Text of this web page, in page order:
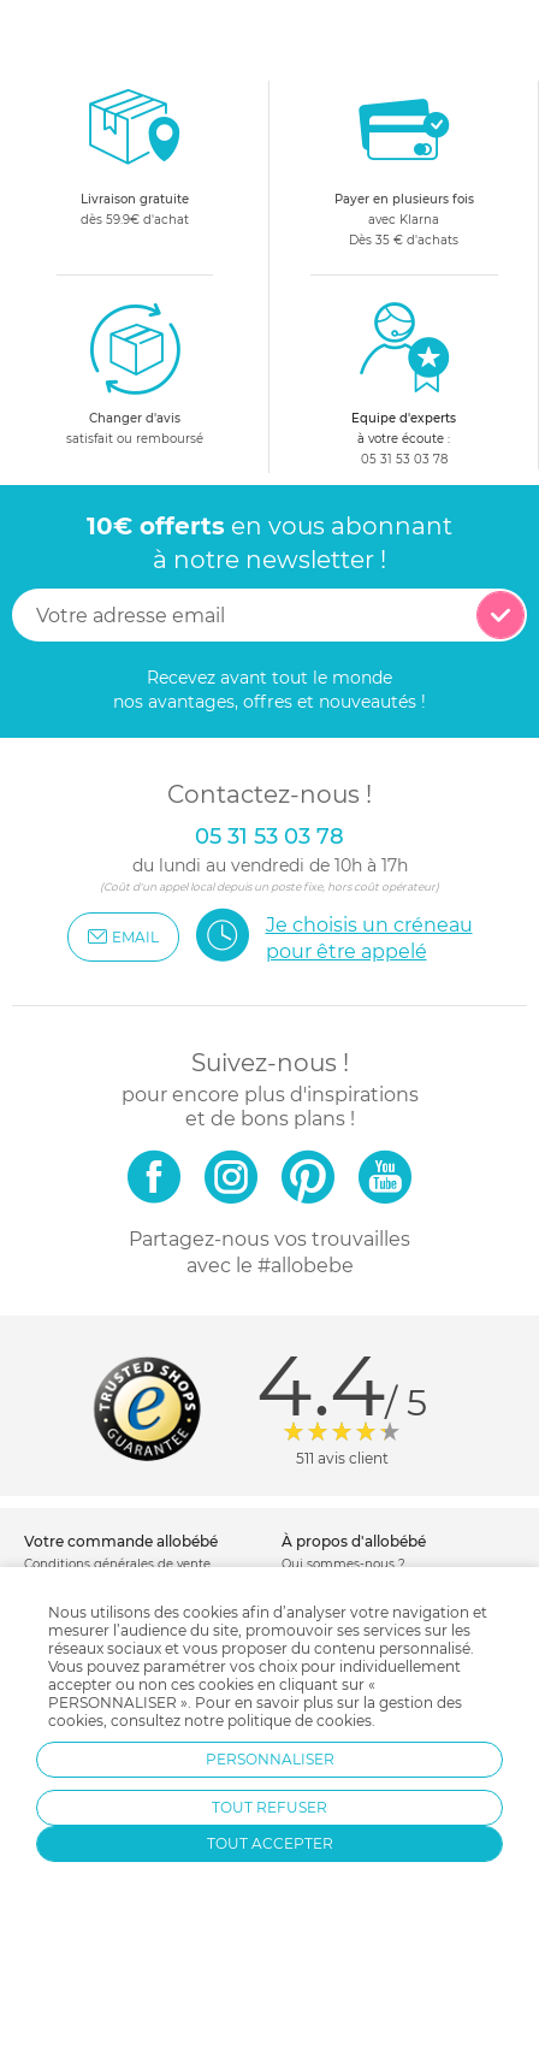
Livraison gratuite
dès 59.9€ d'achat
Payer en plusieurs fois
avec Klarna
Dès 35 € d'achats
Changer d'avis
satisfait ou remboursé
Equipe d'experts
à votre écoute :
05 31 53 03 78
10€ offerts en vous abonnant
à notre newsletter !
Recevez avant tout le monde
nos avantages, offres et nouveautés !
Contactez-nous !
05 31 53 03 78
du lundi au vendredi de 10h à 17h
(Coût d'un appel local depuis un poste fixe, hors coût opérateur)
EMAIL
Je choisis un créneau
pour être appelé
Suivez-nous !
pour encore plus d'inspirations
et de bons plans !
Partagez-nous vos trouvailles
avec le #allobebe
4.4/ 5
511 avis client
votre commande allobébé
Conditions générales de vente
Personnaliser les cookies
Politique de cookies
Modes de livraison
Moyens de paiement
Garantie stock & produit
Satisfait ou remboursé
à propos d'allobébé
Qui sommes-nous ?
Nos marques
Mentions légales
Comment se protéger du phishing ?
Soldes allobébé
allobébé vous recommande
Sites et partenaires
Nos labels
Nos licences
les plus d'allobébé
Liste de naissance
Infos conseils
Jeux concours
Valise de maternité
Nous utilisons des cookies afin d’analyser votre navigation et
mesurer l’audience du site, promouvoir ses services sur les
réseaux sociaux et vous proposer du contenu personnalisé.
Vous pouvez paramétrer vos choix pour individuellement
accepter ou non ces cookies en cliquant sur «
PERSONNALISER ». Pour en savoir plus sur la gestion des
cookies, consultez notre politique de cookies.
PERSONNALISER
TOUT REFUSER
TOUT ACCEPTER